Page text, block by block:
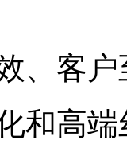
、客户
和高